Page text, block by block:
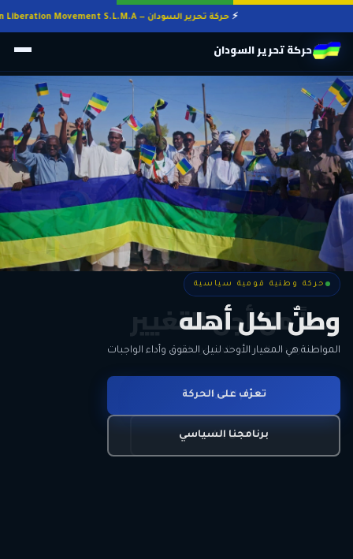
حركة تحرير السودان — Sudan Liberation Movement S.L.M.A
حركة تحرير السودان
حركة وطنية قومية سياسية
وطنٌ لكل أهله
المواطنة هي المعيار الأوحد لنيل الحقوق وأداء الواجبات
تعرّف على الحركة
برنامجنا السياسي
حركة وطنية قومية سياسية
معاً من أجل التغيير
الحرية • الوحدة • السلام • الديمقراطية
انضم للحركة
اتصل بنا